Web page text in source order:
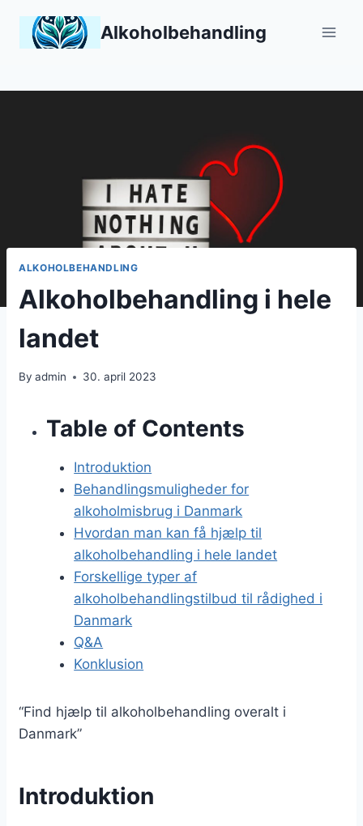
content
Alkoholbehandling
ALKOHOLBEHANDLING
Alkoholbehandling i hele
landet
By admin 30. april 2023
Table of Contents
Introduktion
Behandlingsmuligheder for
alkoholmisbrug i Danmark
Hvordan man kan få hjælp til
alkoholbehandling i hele landet
Forskellige typer af
alkoholbehandlingstilbud til rådighed i
Danmark
Q&A
Konklusion
“Find hjælp til alkoholbehandling overalt i
Danmark”
Introduktion